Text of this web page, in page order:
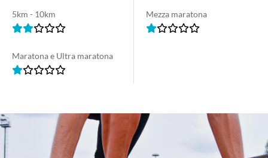
5km - 10km Mezza maratona
Maratona e Ultra maratona